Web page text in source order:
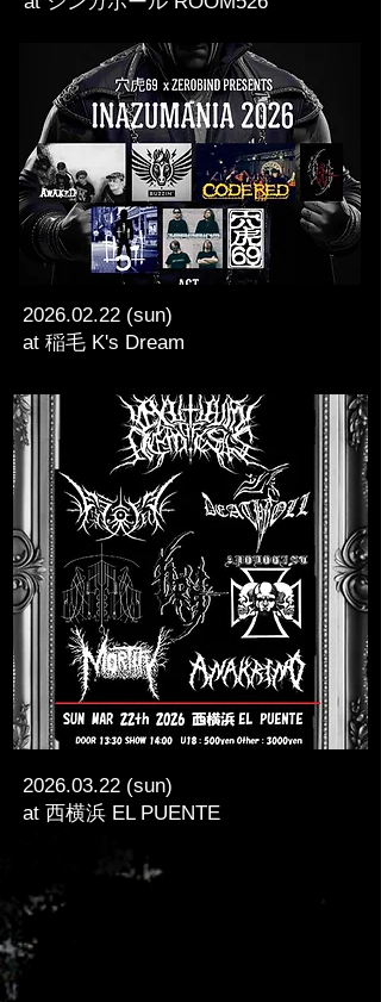
2026.02.22 (sun)
at 稲毛 K's Dream
2026.03.22 (sun)
at 西横浜 EL PUENTE